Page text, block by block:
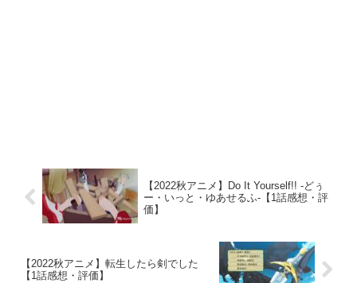
【2022秋アニメ】Do It Yourself!! -どぅ
ー・いっと・ゆあせるふ-【1話感想・評
価】
【2022秋アニメ】転生したら剣でした
【1話感想・評価】